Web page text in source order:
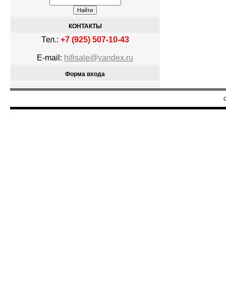
КОНТАКТЫ
Тел.: +7 (925) 507-10-43
E-mail: hifisale@yandex.ru
Форма входа